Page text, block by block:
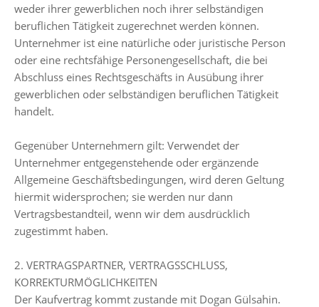
weder ihrer gewerblichen noch ihrer selbständigen
beruflichen Tätigkeit zugerechnet werden können.
Unternehmer ist eine natürliche oder juristische Person
oder eine rechtsfähige Personengesellschaft, die bei
Abschluss eines Rechtsgeschäfts in Ausübung ihrer
gewerblichen oder selbständigen beruflichen Tätigkeit
handelt.
Gegenüber Unternehmern gilt: Verwendet der
Unternehmer entgegenstehende oder ergänzende
Allgemeine Geschäftsbedingungen, wird deren Geltung
hiermit widersprochen; sie werden nur dann
Vertragsbestandteil, wenn wir dem ausdrücklich
zugestimmt haben.
2. VERTRAGSPARTNER, VERTRAGSSCHLUSS,
KORREKTURMÖGLICHKEITEN
Der Kaufvertrag kommt zustande mit Dogan Gülsahin.